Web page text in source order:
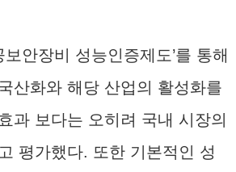
보안장비 성능인증제도’를 통해
산화와 해당 산업의 활성화를
과 보다는 오히려 국내 시장의
평가했다. 또한 기본적인 성